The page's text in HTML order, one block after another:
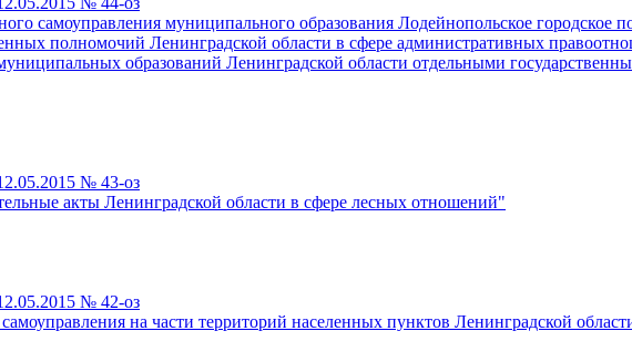
самоуправления муниципального образования Лодейнопольское городское
полномочий Ленинградской области в сфере административных
образований Ленинградской области отдельными
№ 43-оз
акты Ленинградской области в сфере лесных отношений"
№ 42-оз
на части территорий населенных пунктов Ленинградской